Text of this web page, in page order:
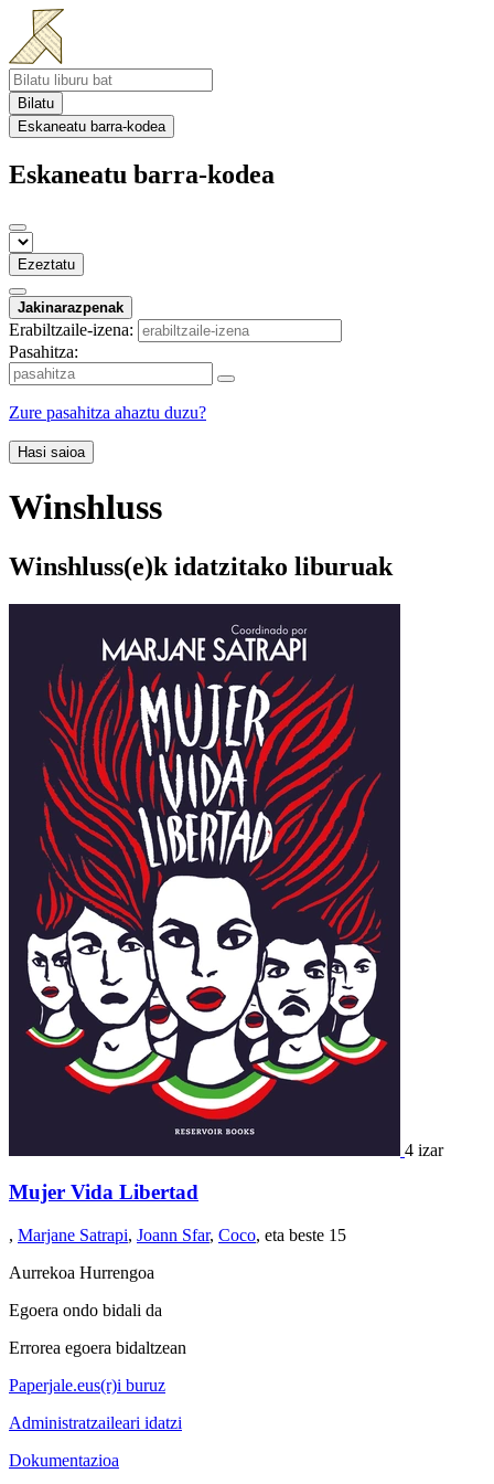
Bilatu
Eskaneatu barra-kodea
Eskaneatu barra-kodea
Ezeztatu
Jakinarazpenak
Erabiltzaile-izena:
Pasahitza:
Zure pasahitza ahaztu duzu?
Hasi saioa
Winshluss
Winshluss(e)k idatzitako liburuak
4 izar
Mujer Vida Libertad
, Marjane Satrapi, Joann Sfar, Coco, eta beste 15
Aurrekoa Hurrengoa
Egoera ondo bidali da
Errorea egoera bidaltzean
Paperjale.eus(r)i buruz
Administratzaileari idatzi
Dokumentazioa